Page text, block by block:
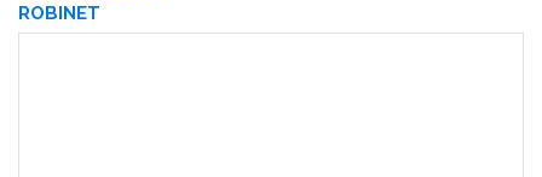
(1 avis)
ROBINET